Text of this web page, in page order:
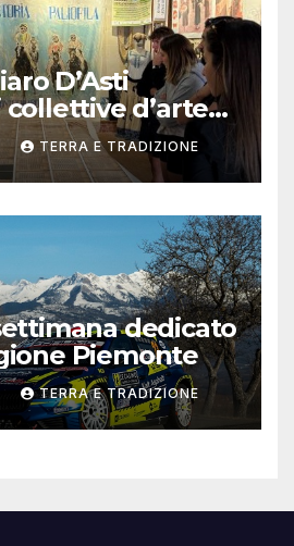
D’Asti
collettive d’arte
TERRA E TRADIZIONE
dedicato
Piemonte
TERRA E TRADIZIONE